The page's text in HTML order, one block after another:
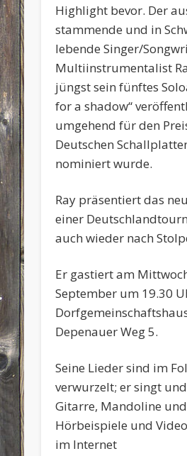
Highlight bevor. Der
stammende und in
lebende Singer/
Multiinstrumentalist
jüngst sein fünftes
for a shadow“
umgehend für den
Deutschen
nominiert wurde.
Ray präsentiert das
einer
auch wieder nach
Er gastiert am
September um 19.30
Depenauer Weg 5.
Seine Lieder sind im
verwurzelt; er singt
Gitarre, Mandoline
Hörbeispiele und
im Internet